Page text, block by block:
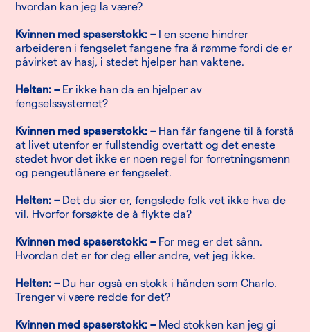
hvordan kan jeg la være?
Kvinnen med spaserstokk: –I en scene hindrer
arbeideren i fengselet fangene fra å rømme fordi de er
påvirket av hasj, i stedet hjelper han vaktene.
Helten: – Er ikke han da en hjelper av
fengselssystemet?
Kvinnen med spaserstokk: –Han får fangene til å forstå
at livet utenfor er fullstendig overtatt og det eneste
stedet hvor det ikke er noen regel for forretningsmenn
og pengeutlånere er fengselet.
Helten: – Det du sier er, fengslede folk vet ikke hva de
vil. Hvorfor forsøkte de å flykte da?
Kvinnen med spaserstokk: –For meg er det sånn.
Hvordan det er for deg eller andre, vet jeg ikke.
Helten: – Du har også en stokk i hånden som Charlo.
Trenger vi være redde for det?
Kvinnen med spaserstokk: –Med stokken kan jeg gi